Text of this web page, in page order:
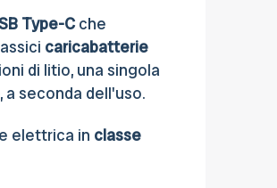
Type-C che
caricabatterie
di litio, una singola
, a seconda dell'uso.
elettrica in classe